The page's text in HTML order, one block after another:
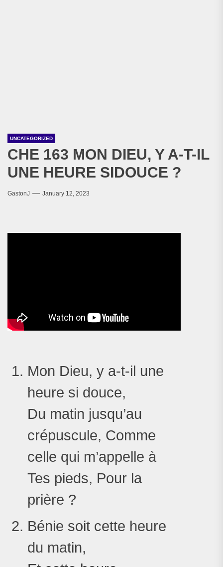
UNCATEGORIZED
CHE 163 MON DIEU, Y A-T-IL
UNE HEURE SIDOUCE ?
GastonJ January 12, 2023
Mon Dieu, y a-t-il une
heure si douce,
Du matin jusqu’au
crépuscule, Comme
celle qui m’appelle à
Tes pieds, Pour la
prière ?
Bénie soit cette heure
du matin,